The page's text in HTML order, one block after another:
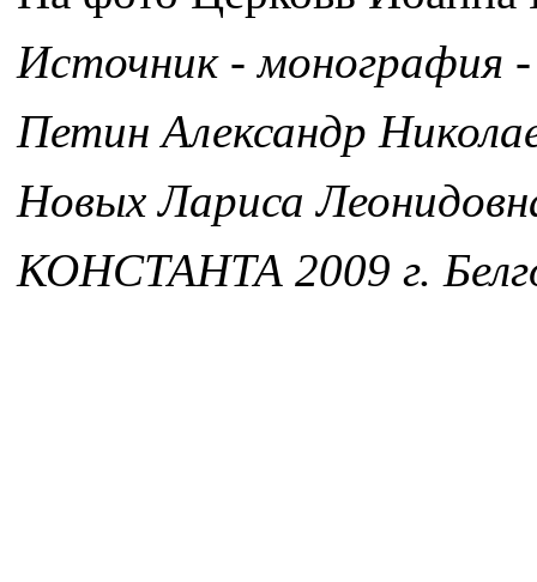
Источник - монография -
Петин Александр
Новых Лариса
КОНСТАНТА 2009 г.